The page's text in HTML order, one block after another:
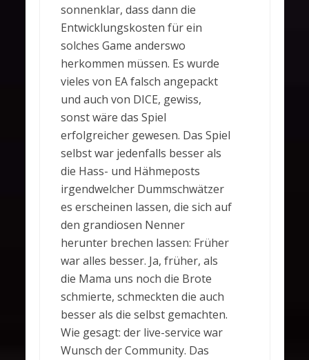
sonnenklar, dass dann die
Entwicklungskosten für ein
solches Game anderswo
herkommen müssen. Es wurde
vieles von EA falsch angepackt
und auch von DICE, gewiss,
sonst wäre das Spiel
erfolgreicher gewesen. Das Spiel
selbst war jedenfalls besser als
die Hass- und Hähmeposts
irgendwelcher Dummschwätzer
es erscheinen lassen, die sich auf
den grandiosen Nenner
herunter brechen lassen: Früher
war alles besser. Ja, früher, als
die Mama uns noch die Brote
schmierte, schmeckten die auch
besser als die selbst gemachten.
Wie gesagt: der live-service war
Wunsch der Community. Das